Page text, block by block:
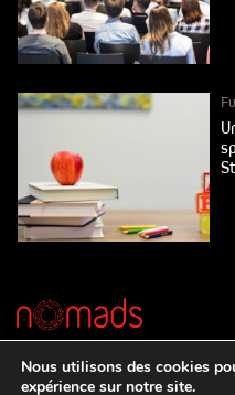
Chemin Frank-Thomas 12,
Nous utilisons des cookies
expérience sur notre site.